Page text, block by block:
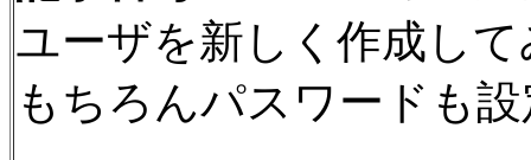
ユーザを新しく作成し
もちろんパスワードも